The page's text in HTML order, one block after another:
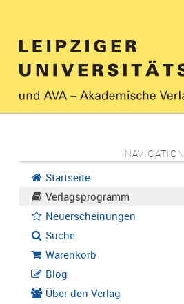
NAVIGATION
Startseite
Verlagsprogramm
Neuerscheinungen
Suche
Warenkorb
Blog
Über den Verlag